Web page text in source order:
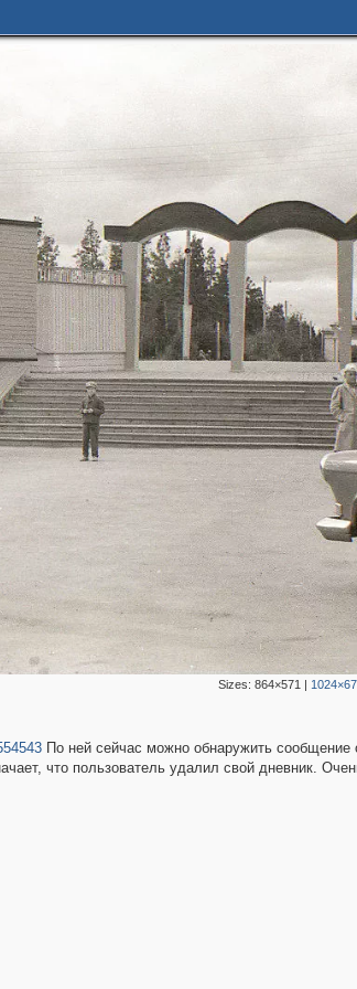
Sizes: 864×571 |
По ней сейчас можно обнаружить сообщение
что пользователь удалил свой дневник.